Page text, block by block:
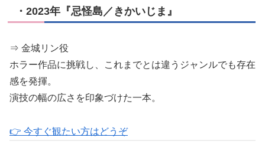
・2023年『忌怪島／きかいじま』
⇒ 金城リン役
ホラー作品に挑戦し、これまでとは違うジャンルでも存在
感を発揮。
演技の幅の広さを印象づけた一本。
👉 今すぐ観たい方はどうぞ